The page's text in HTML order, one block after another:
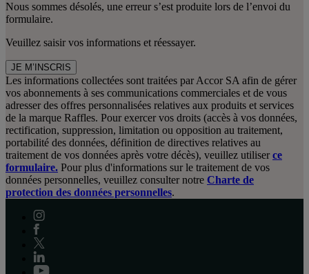
Nous sommes désolés, une erreur s’est produite lors de l’envoi du
formulaire.
Veuillez saisir vos informations et réessayer.
JE M’INSCRIS
Les informations collectées sont traitées par Accor SA afin de gérer
vos abonnements à ses communications commerciales et de vous
adresser des offres personnalisées relatives aux produits et services
de la marque Raffles. Pour exercer vos droits (accès à vos données,
rectification, suppression, limitation ou opposition au traitement,
portabilité des données, définition de directives relatives au
traitement de vos données après votre décès), veuillez utiliser ce
formulaire. Pour plus d'informations sur le traitement de vos
données personnelles, veuillez consulter notre Charte de
protection des données personnelles.